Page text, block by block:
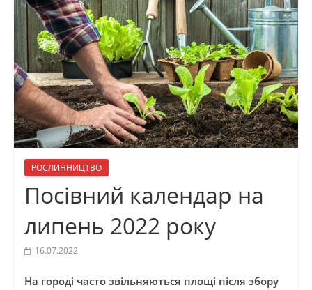
РОСЛИННИЦТВО
Посівний календар на
липень 2022 року
16.07.2022
На городі часто звільняються площі після збору